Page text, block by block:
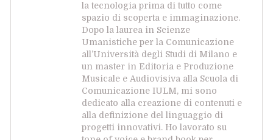
la tecnologia prima di tutto come
spazio di scoperta e immaginazione.
Dopo la laurea in Scienze
Umanistiche per la Comunicazione
all’Università degli Studi di Milano e
un master in Editoria e Produzione
Musicale e Audiovisiva alla Scuola di
Comunicazione IULM, mi sono
dedicato alla creazione di contenuti e
alla definizione del linguaggio di
progetti innovativi. Ho lavorato su